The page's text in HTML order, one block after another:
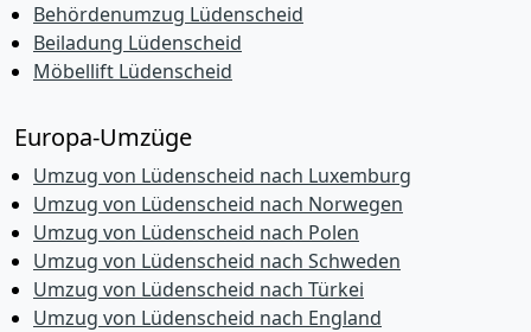
Behördenumzug Lüdenscheid
Beiladung Lüdenscheid
Möbellift Lüdenscheid
Europa-Umzüge
Umzug von Lüdenscheid nach Luxemburg
Umzug von Lüdenscheid nach Norwegen
Umzug von Lüdenscheid nach Polen
Umzug von Lüdenscheid nach Schweden
Umzug von Lüdenscheid nach Türkei
Umzug von Lüdenscheid nach England